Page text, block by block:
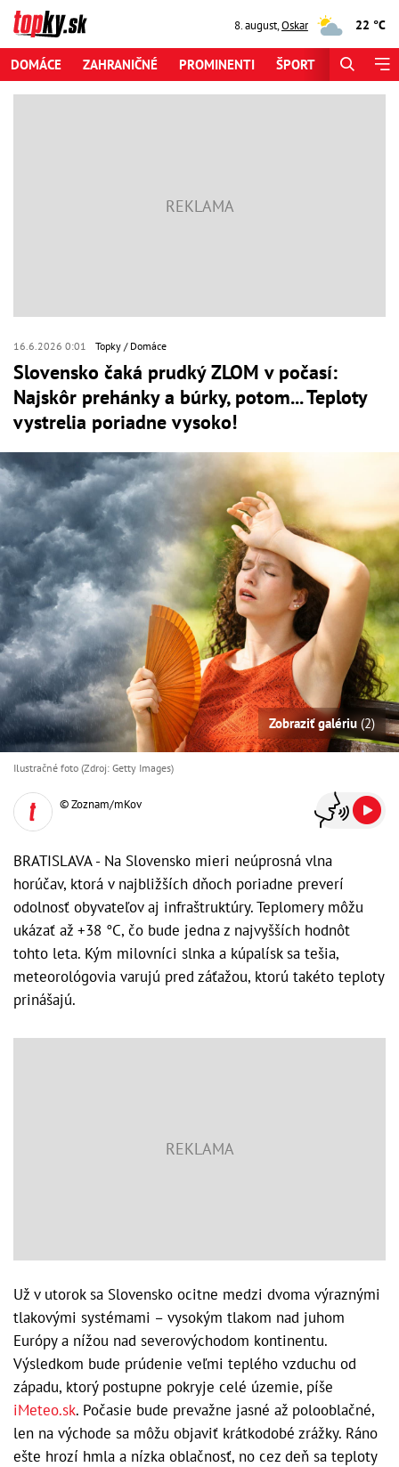
8. august,Oskar 22 °C
DOMÁCE ZAHRANIČNÉ PROMINENTI ŠPORT
16.6.2026 0:01 Topky Domáce
Slovensko čaká prudký ZLOM v počasí:
Najskôr prehánky a búrky, potom... Teploty
vystrelia poriadne vysoko!
Zobraziť galériu (2)
Ilustračné foto (Zdroj: Getty Images)
© Zoznam/mKov
BRATISLAVA - Na Slovensko mieri neúprosná vlna
horúčav, ktorá v najbližších dňoch poriadne preverí
odolnosť obyvateľov aj infraštruktúry. Teplomery môžu
ukázať až +38 °C, čo bude jedna z najvyšších hodnôt
tohto leta. Kým milovníci slnka a kúpalísk sa tešia,
meteorológovia varujú pred záťažou, ktorú takéto teploty
prinášajú.
Už v utorok sa Slovensko ocitne medzi dvoma výraznými
tlakovými systémami – vysokým tlakom nad juhom
Európy a nížou nad severovýchodom kontinentu.
Výsledkom bude prúdenie veľmi teplého vzduchu od
západu, ktorý postupne pokryje celé územie, píše
iMeteo.sk. Počasie bude prevažne jasné až polooblačné,
len na východe sa môžu objaviť krátkodobé zrážky. Ráno
ešte hrozí hmla a nízka oblačnosť, no cez deň sa teploty